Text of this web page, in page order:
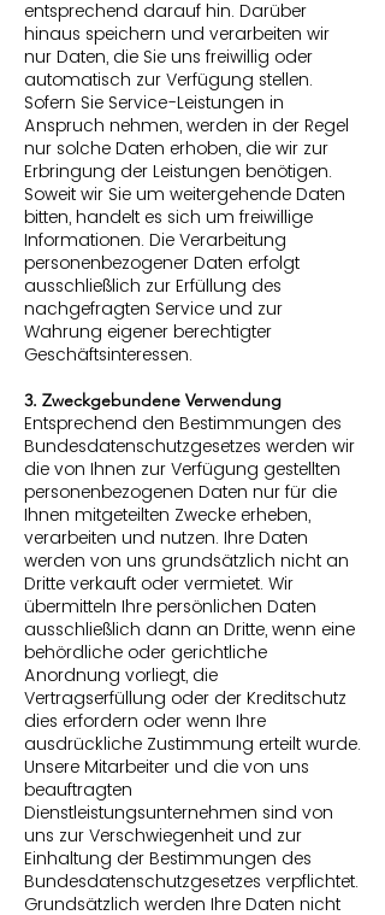
entsprechend darauf hin. Darüber
hinaus speichern und verarbeiten wir
nur Daten, die Sie uns freiwillig oder
automatisch zur Verfügung stellen.
Sofern Sie Service-Leistungen in
Anspruch nehmen, werden in der Regel
nur solche Daten erhoben, die wir zur
Erbringung der Leistungen benötigen.
Soweit wir Sie um weitergehende Daten
bitten, handelt es sich um freiwillige
Informationen. Die Verarbeitung
personenbezogener Daten erfolgt
ausschließlich zur Erfüllung des
nachgefragten Service und zur
Wahrung eigener berechtigter
Geschäftsinteressen.
3. Zweckgebundene Verwendung
Entsprechend den Bestimmungen des
Bundesdatenschutzgesetzes werden wir
die von Ihnen zur Verfügung gestellten
personenbezogenen Daten nur für die
Ihnen mitgeteilten Zwecke erheben,
verarbeiten und nutzen. Ihre Daten
werden von uns grundsätzlich nicht an
Dritte verkauft oder vermietet. Wir
übermitteln Ihre persönlichen Daten
ausschließlich dann an Dritte, wenn eine
behördliche oder gerichtliche
Anordnung vorliegt, die
Vertragserfüllung oder der Kreditschutz
dies erfordern oder wenn Ihre
ausdrückliche Zustimmung erteilt wurde.
Unsere Mitarbeiter und die von uns
beauftragten
Dienstleistungsunternehmen sind von
uns zur Verschwiegenheit und zur
Einhaltung der Bestimmungen des
Bundesdatenschutzgesetzes verpflichtet.
Grundsätzlich werden Ihre Daten nicht